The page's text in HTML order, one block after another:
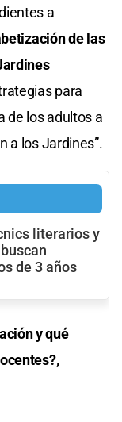
a
de las
para
de los adultos a
a los Jardines”.
literarios y
de 3 años
y qué